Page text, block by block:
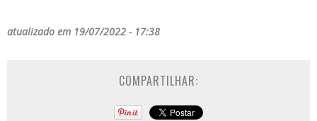
atualizado em 19/07/2022 - 17:38
COMPARTILHAR: